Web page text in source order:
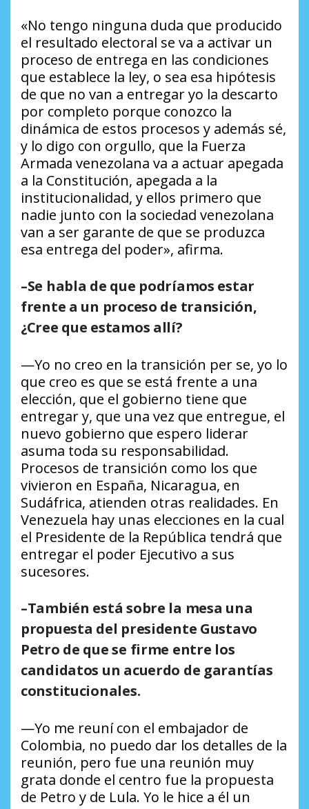
«No tengo ninguna duda que producido
el resultado electoral se va a activar un
proceso de entrega en las condiciones
que establece la ley, o sea esa hipótesis
de que no van a entregar yo la descarto
por completo porque conozco la
dinámica de estos procesos y además sé,
y lo digo con orgullo, que la Fuerza
Armada venezolana va a actuar apegada
a la Constitución, apegada a la
institucionalidad, y ellos primero que
nadie junto con la sociedad venezolana
van a ser garante de que se produzca
esa entrega del poder», afirma.
–Se habla de que podríamos estar
frente a un proceso de transición,
¿Cree que estamos allí?
—Yo no creo en la transición per se, yo lo
que creo es que se está frente a una
elección, que el gobierno tiene que
entregar y, que una vez que entregue, el
nuevo gobierno que espero liderar
asuma toda su responsabilidad.
Procesos de transición como los que
vivieron en España, Nicaragua, en
Sudáfrica, atienden otras realidades. En
Venezuela hay unas elecciones en la cual
el Presidente de la República tendrá que
entregar el poder Ejecutivo a sus
sucesores.
–También está sobre la mesa una
propuesta del presidente Gustavo
Petro de que se firme entre los
candidatos un acuerdo de garantías
constitucionales.
—Yo me reuní con el embajador de
Colombia, no puedo dar los detalles de la
reunión, pero fue una reunión muy
grata donde el centro fue la propuesta
de Petro y de Lula. Yo le hice a él un